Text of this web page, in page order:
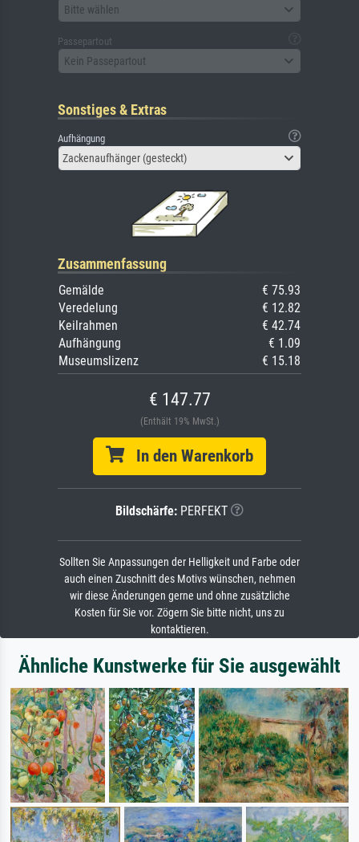
Bitte wählen
Passepartout
Kein Passepartout
Sonstiges & Extras
Aufhängung
Zackenaufhänger (gesteckt)
Zusammenfassung
Gemälde
€ 75.93
Veredelung
€ 12.82
Keilrahmen
€ 42.74
Aufhängung
€ 1.09
Museumslizenz
€ 15.18
€ 147.77
(Enthält 19% MwSt.)
In den Warenkorb
Bildschärfe: PERFEKT
Sollten Sie Anpassungen der Helligkeit und Farbe oder
auch einen Zuschnitt des Motivs wünschen, nehmen
wir diese Änderungen gerne und ohne zusätzliche
Kosten für Sie vor. Zögern Sie bitte nicht, uns zu
kontaktieren.
Ähnliche Kunstwerke für Sie ausgewählt